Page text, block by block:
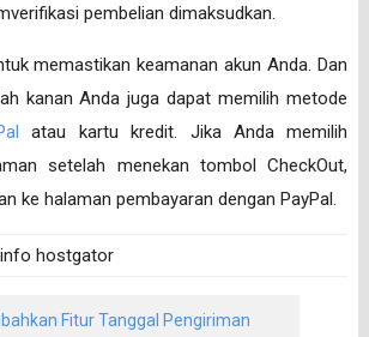
pembelian dimaksudkan.
memastikan keamanan akun Anda. Dan
kanan Anda juga dapat memilih metode
atau kartu kredit. Jika Anda memilih
setelah menekan tombol CheckOut,
ke halaman pembayaran dengan PayPal.
Fitur Tanggal Pengiriman